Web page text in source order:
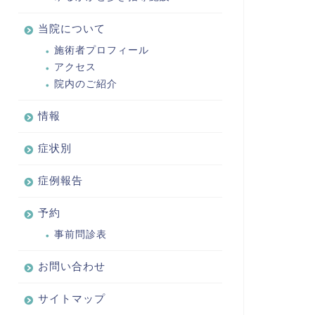
当院について
施術者プロフィール
アクセス
院内のご紹介
情報
症状別
症例報告
予約
事前問診表
お問い合わせ
サイトマップ